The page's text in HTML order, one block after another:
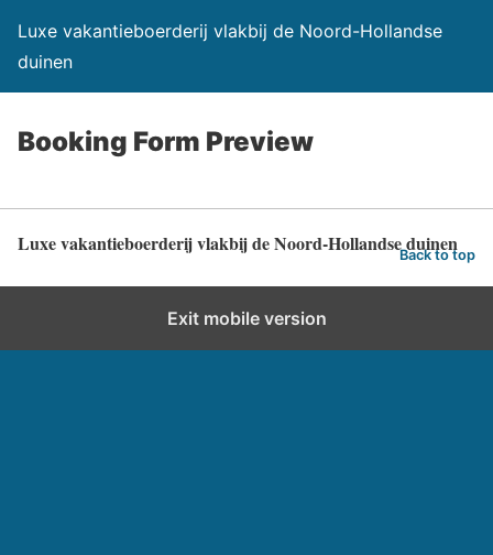
Luxe vakantieboerderij vlakbij de Noord-Hollandse
duinen
Booking Form Preview
Luxe vakantieboerderij vlakbij de Noord-Hollandse duinen
Back to top
Exit mobile version